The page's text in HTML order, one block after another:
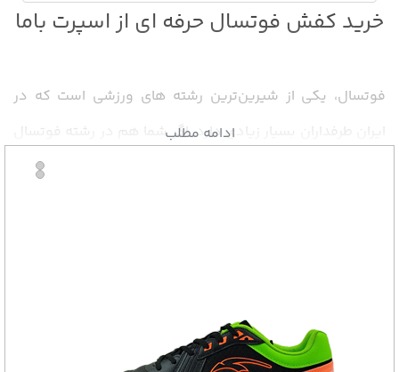
خرید کفش فوتسال حرفه‌ ای از اسپرت باما
فوتسال، یکی از شیرین‌ترین رشته‌ های ورزشی است که در
ایران طرفداران بسیار زیادی دارد، اگر شما هم در رشته فوتسال
مشغول فعالیت هستید و دوست دارید روز به روز بیشتر در
واگنر، رودریگو هاردی و آماندا لیسا به پا داشتن
فوتسالحرفه‌ای در زمان تمرینات و مسابقات است! پس بهتر
ادامه مطلب